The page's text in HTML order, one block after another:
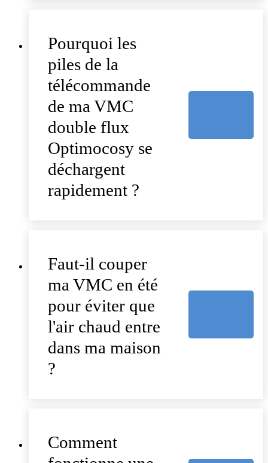
Pourquoi les
piles de la
télécommande
de ma VMC
double flux
Optimocosy se
déchargent
rapidement ?
Faut-il couper
ma VMC en été
pour éviter que
l'air chaud entre
dans ma maison
?
Comment